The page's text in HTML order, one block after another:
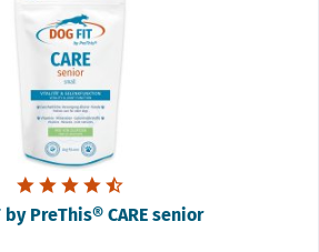
by PreThis® CARE senior